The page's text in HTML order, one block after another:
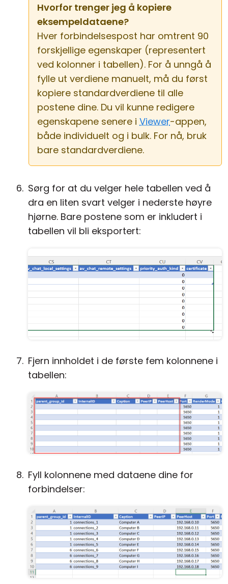
Hvorfor trenger jeg å kopiere
eksempeldataene?
Hver forbindelsespost har omtrent 90
forskjellige egenskaper (representert
ved kolonner i tabellen). For å unngå å
fylle ut verdiene manuelt, må du først
kopiere standardverdiene til alle
postene dine. Du vil kunne redigere
egenskapene senere i Viewer-appen,
både individuelt og i bulk. For nå, bruk
bare standardverdiene.
Sørg for at du velger hele tabellen ved å
dra en liten svart velger i nederste høyre
hjørne. Bare postene som er inkludert i
tabellen vil bli eksportert:
Fjern innholdet i de første fem kolonnene i
tabellen:
Fyll kolonnene med dataene dine for
forbindelser: